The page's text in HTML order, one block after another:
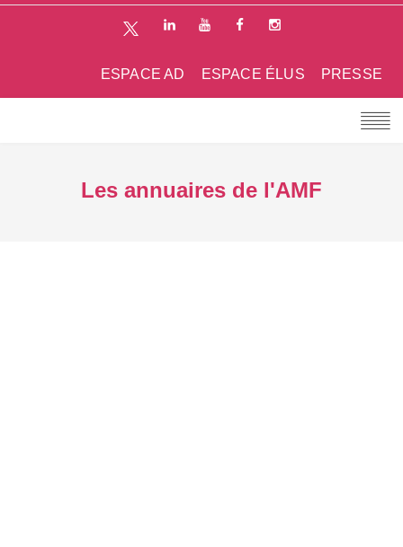
PRESSE
ESPACE ÉLUS
ESPACE AD
Les annuaires de l'AMF